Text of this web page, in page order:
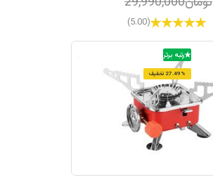
(5.00)
رتبه برتر
27.49% تخفیف